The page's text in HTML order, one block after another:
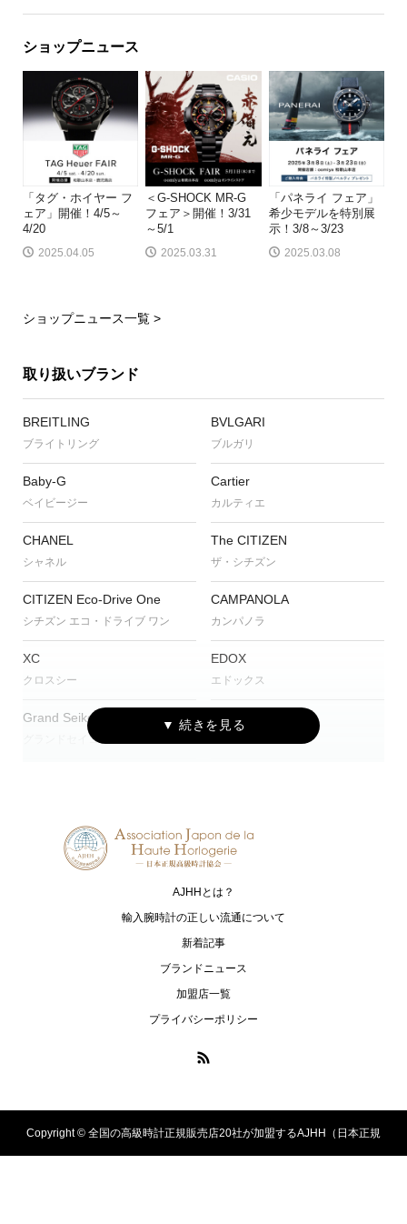
ショップニュース
「タグ・ホイヤー フ
ェア」開催！4/5～
4/20
2025.04.05
＜G-SHOCK MR-G
フェア＞開催！3/31
～5/1
2025.03.31
「パネライ フェア」
希少モデルを特別展
示！3/8～3/23
2025.03.08
ショップニュース一覧 >
取り扱いブランド
BREITLING
ブライトリング
BVLGARI
ブルガリ
Baby-G
ベイビージー
Cartier
カルティエ
CHANEL
シャネル
The CITIZEN
ザ・シチズン
CITIZEN Eco-Drive One
シチズン エコ・ドライブ ワン
CAMPANOLA
カンパノラ
XC
クロスシー
EDOX
エドックス
Grand Seiko
グランドセイコー
G-SHOCK
MAURICE LACROIX NORQAIN
OSSO ITALY
オッソ イタリィ
ROLEX
ロレックス
プロスペックス アストロン
AJHHとは？
輸入腕時計の正しい流通について
新着記事
ブランドニュース
加盟店一覧
プライバシーポリシー
Copyright © 全国の高級時計正規販売店20社が加盟するAJHH（日本正規